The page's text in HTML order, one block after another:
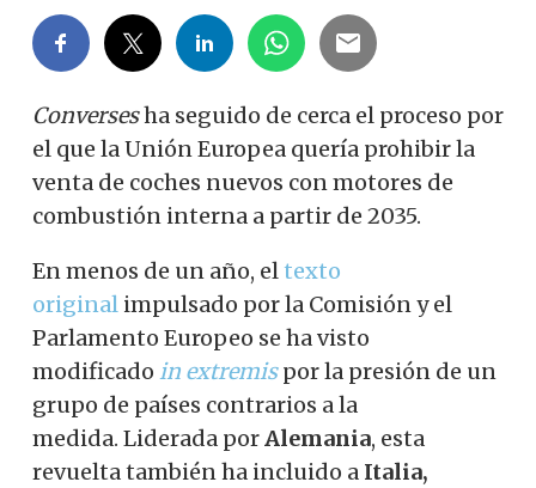
Conversesha seguido de cerca el proceso por
el que la Unión Europea quería prohibir la
venta de coches nuevos con motores de
combustión interna a partir de 2035.
En menos de un año, eltexto
original impulsado por la Comisión y el
Parlamento Europeo se ha visto
modificado in extremispor la presión de un
grupo de países contrarios a la
medida. Liderada porAlemania, esta
revuelta también ha incluido a Italia,